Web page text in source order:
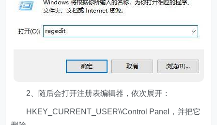
2、随后会打开注册表编辑器，依次展开：
HKEY_CURRENT_USER\\Control Panel，并把它